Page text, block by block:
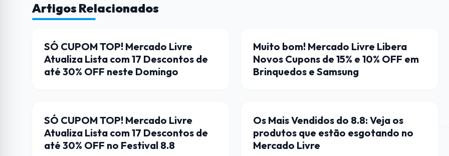
Artigos Relacionados
CUPONS DE DESCONTO
SÓ CUPOM TOP! Mercado Livre
Atualiza Lista com 17 Descontos de
até 30% OFF neste Domingo
CUPONS DE DESCONTO
Muito bom! Mercado Livre Libera
Novos Cupons de 15% e 10% OFF em
Brinquedos e Samsung
CUPONS DE DESCONTO
SÓ CUPOM TOP! Mercado Livre
Atualiza Lista com 17 Descontos de
até 30% OFF no Festival 8.8
DICAS
Os Mais Vendidos do 8.8: Veja os
produtos que estão esgotando no
Mercado Livre